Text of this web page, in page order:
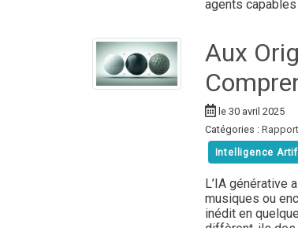
agents
Aux
le 30 avril 2025
Catégories :
Intelligence
L’IA générative
musiques ou
inédit en